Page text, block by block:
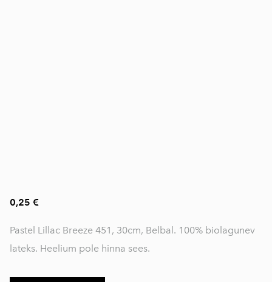
0,25 €
Pastel Lillac Breeze 451, 30cm, Belbal. 100% biolagunev
lateks. Heelium pole hinna sees.